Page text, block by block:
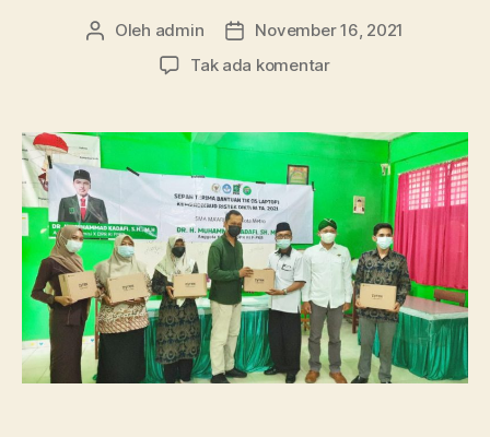
Penulis
Oleh admin
Tanggal
artikel
November 16, 2021
Tak ada komentarpada
Ma’arif
1
Metro
Satu-
Satunya
Sekolah
Swasta
Penerima
Bantuan
Peralatan
TIK